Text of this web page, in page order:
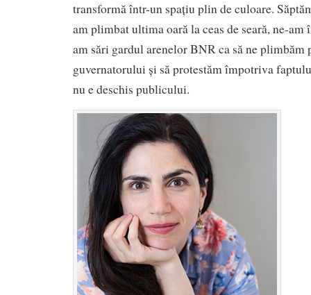
transformă într-un spațiu plin de culoare.
am plimbat ultima oară la ceas de seară, ne-am
am sări gardul arenelor BNR ca să ne
guvernatorului și să protestăm împotriva
nu e deschis publicului.